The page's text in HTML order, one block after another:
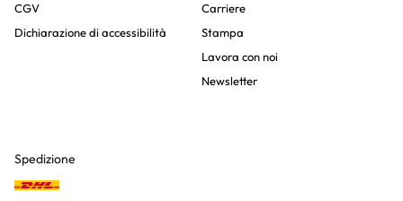
CGV
Dichiarazione di accessibilità
Carriere
Stampa
Lavora con noi
Newsletter
Spedizione